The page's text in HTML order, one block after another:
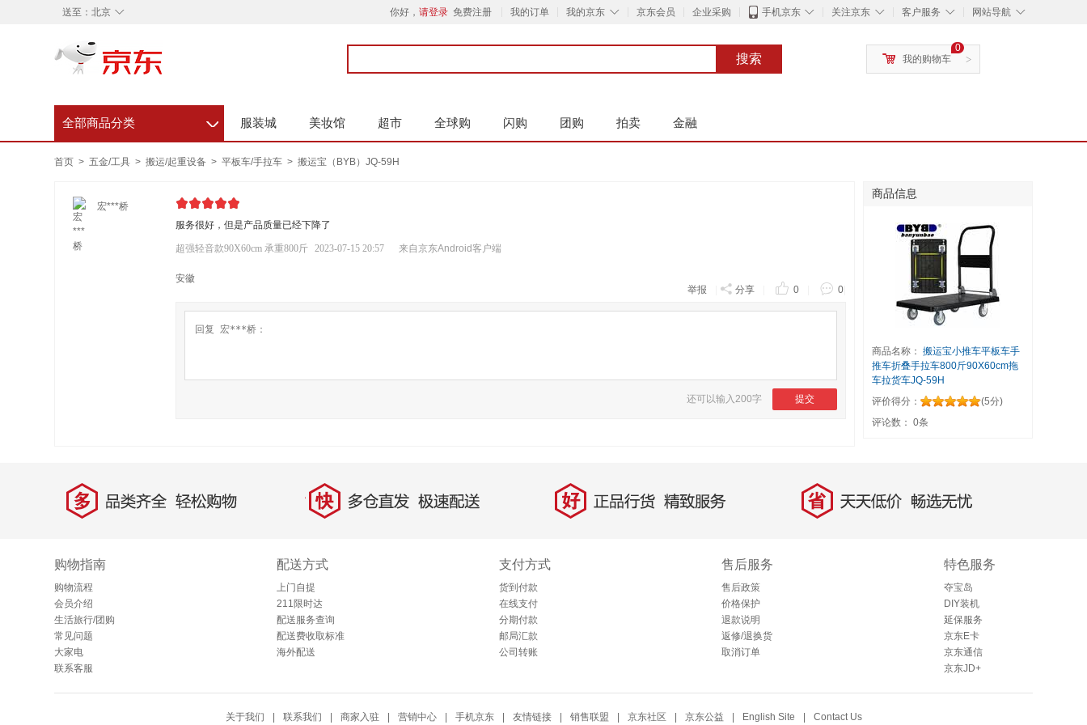
◇
送至： 北京 你好， 请登录 免费注册 我的订单 ◇
我的京东 京东会员 企业采购 ◇
手机京东 ◇
关注京东 ◇
客户服务 ◇
网站导航
搜索 >
0
我的购物车
全部商品分类 ◇ 服装城 美妆馆 超市 全球购 闪购 团购 拍卖 金融
首页 > 五金/工具 > 搬运/起重设备 > 平板车/手拉车 > 搬运宝（BYB）JQ-59H
商品信息
商品名称： 搬运宝小推车平板车手
推车折叠手拉车800斤90X60cm拖
车拉货车JQ-59H
评价得分：
(5分)
评论数： 0条
宏***桥
服务很好，但是产品质量已经下降了
超强轻音款90X60cm 承重800斤 2023-07-15 20:57 来自京东Android客户端
安徽
举报
分享 0 0
还可以输入200字 提交
多 品类齐全，轻松购物 快 多仓直发，极速配送 好 正品行货，精致服务 省 天天低价，畅选无忧
购物指南
购物流程
会员介绍
生活旅行/团购
常见问题
大家电
联系客服
配送方式
上门自提
211限时达
配送服务查询
配送费收取标准
海外配送
支付方式
货到付款
在线支付
分期付款
邮局汇款
公司转账
售后服务
售后政策
价格保护
退款说明
返修/退换货
取消订单
特色服务
夺宝岛
DIY装机
延保服务
京东E卡
京东通信
京东JD+
关于我们 联系我们 商家入驻 营销中心 手机京东 友情链接 销售联盟 京东社区 京东公益 English Site Contact Us